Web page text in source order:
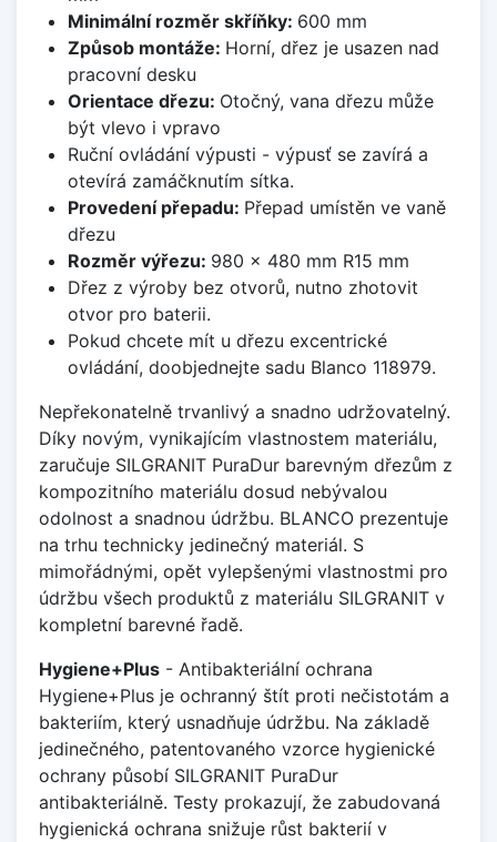
Minimální rozměr skříňky: 600 mm
Způsob montáže: Horní, dřez je usazen nad
pracovní desku
Orientace dřezu: Otočný, vana dřezu může
být vlevo i vpravo
Ruční ovládání výpusti - výpusť se zavírá a
otevírá zamáčknutím sítka.
Provedení přepadu: Přepad umístěn ve vaně
dřezu
Rozměr výřezu: 980 x 480 mm R15 mm
Dřez z výroby bez otvorů, nutno zhotovit
otvor pro baterii.
Pokud chcete mít u dřezu excentrické
ovládání, doobjednejte sadu Blanco 118979.
Nepřekonatelně trvanlivý a snadno udržovatelný.
Díky novým, vynikajícím vlastnostem materiálu,
zaručuje SILGRANIT PuraDur barevným dřezům z
kompozitního materiálu dosud nebývalou
odolnost a snadnou údržbu. BLANCO prezentuje
na trhu technicky jedinečný materiál. S
mimořádnými, opět vylepšenými vlastnostmi pro
údržbu všech produktů z materiálu SILGRANIT v
kompletní barevné řadě.
Hygiene+Plus - Antibakteriální ochrana
Hygiene+Plus je ochranný štít proti nečistotám a
bakteriím, který usnadňuje údržbu. Na základě
jedinečného, patentovaného vzorce hygienické
ochrany působí SILGRANIT PuraDur
antibakteriálně. Testy prokazují, že zabudovaná
hygienická ochrana snižuje růst bakterií v